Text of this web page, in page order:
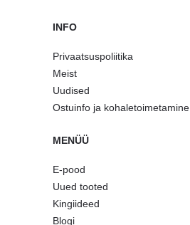
INFO
Privaatsuspoliitika
Meist
Uudised
Ostuinfo ja kohaletoimetamine
MENÜÜ
E-pood
Uued tooted
Kingiideed
Blogi